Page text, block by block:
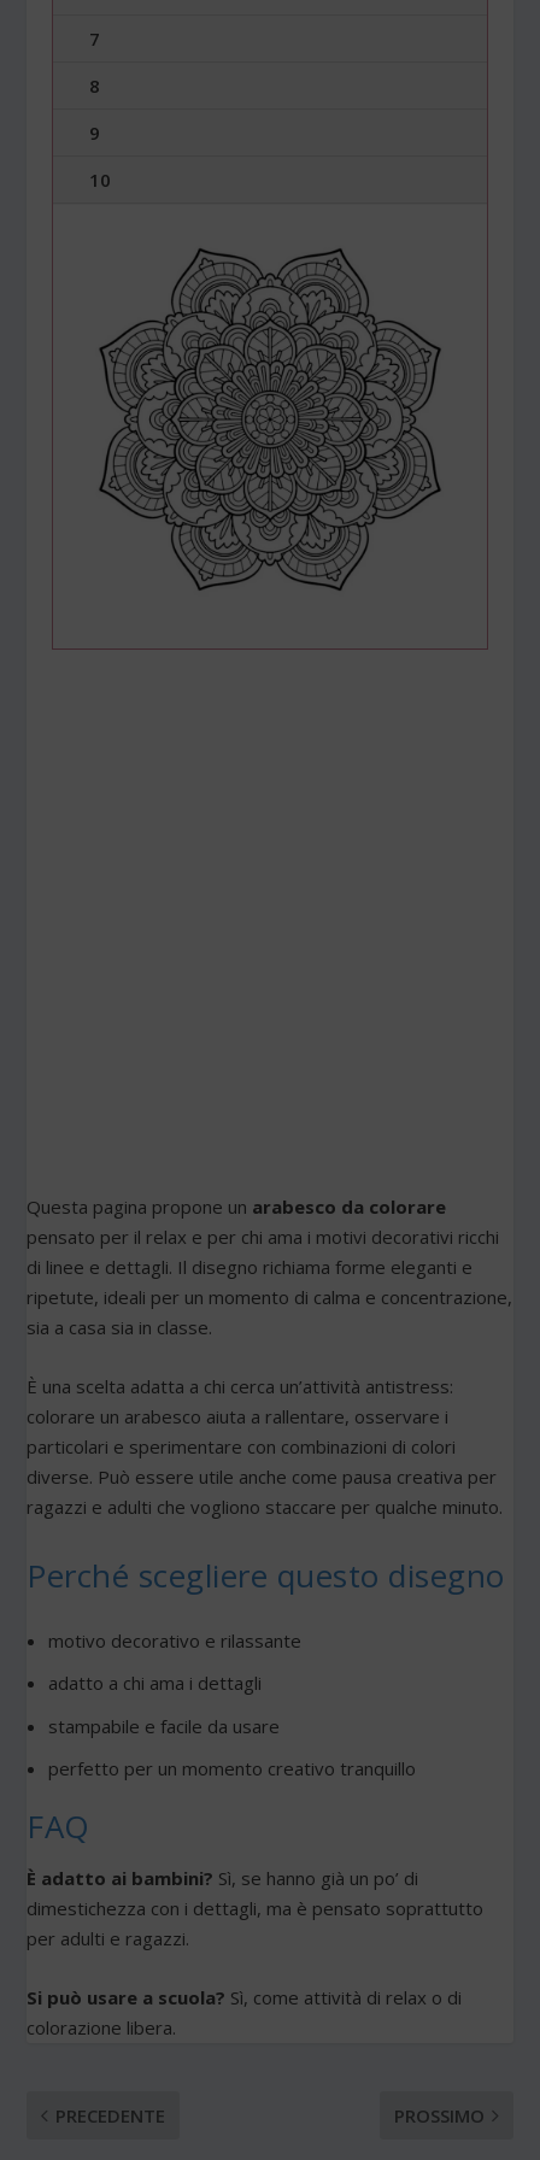
7
8
9
10
Questa pagina propone un arabesco da colorare
pensato per il relax e per chi ama i motivi decorativi ricchi
di linee e dettagli. Il disegno richiama forme eleganti e
ripetute, ideali per un momento di calma e concentrazione,
sia a casa sia in classe.
È una scelta adatta a chi cerca un’attività antistress:
colorare un arabesco aiuta a rallentare, osservare i
particolari e sperimentare con combinazioni di colori
diverse. Può essere utile anche come pausa creativa per
ragazzi e adulti che vogliono staccare per qualche minuto.
Perché scegliere questo disegno
motivo decorativo e rilassante
adatto a chi ama i dettagli
stampabile e facile da usare
perfetto per un momento creativo tranquillo
FAQ
È adatto ai bambini? Sì, se hanno già un po’ di
dimestichezza con i dettagli, ma è pensato soprattutto
per adulti e ragazzi.
Si può usare a scuola? Sì, come attività di relax o di
colorazione libera.
PRECEDENTE PROSSIMO